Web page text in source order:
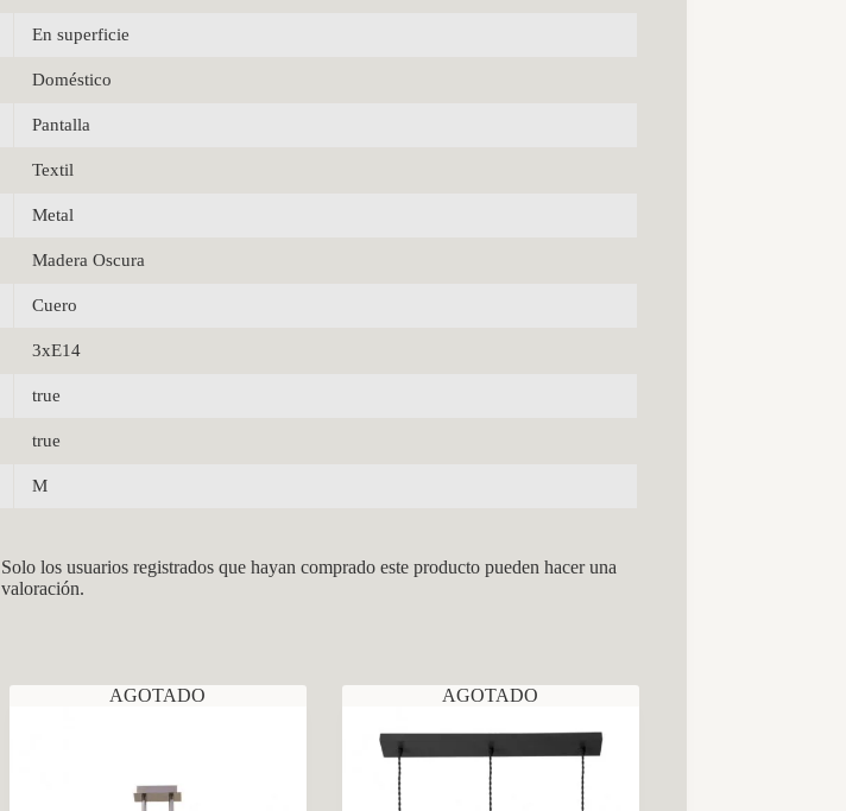
En superficie
Doméstico
Pantalla
Textil
Metal
Madera Oscura
Cuero
3xE14
true
true
M
Solo los usuarios registrados que hayan comprado este producto pueden hacer una
valoración.
AGOTADO AGOTADO